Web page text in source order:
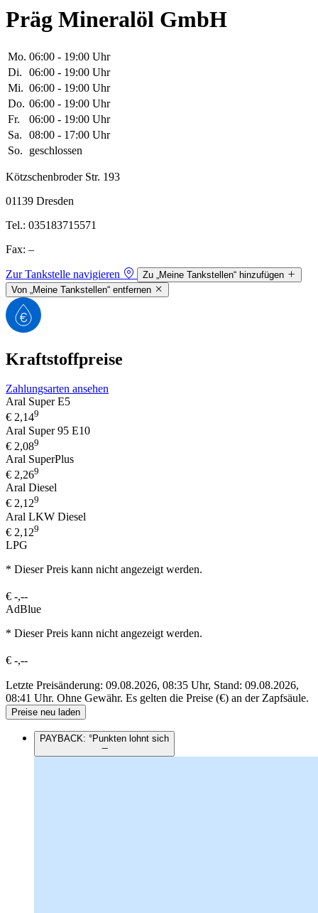
Präg Mineralöl GmbH
Mo. 06:00 - 19:00 Uhr
Di.
06:00 - 19:00 Uhr
Mi. 06:00 - 19:00 Uhr
Do. 06:00 - 19:00 Uhr
Fr.
06:00 - 19:00 Uhr
Sa.
08:00 - 17:00 Uhr
So.
geschlossen
Kötzschenbroder Str. 193
01139 Dresden
Tel.: 035183715571
Fax: –
Zur Tankstelle navigieren
Zu „Meine Tankstellen“ hinzufügen
Von „Meine Tankstellen“ entfernen
Kraftstoffpreise
Zahlungsarten ansehen
Aral Super E5
€ 2,149
Aral Super 95 E10
€ 2,089
Aral SuperPlus
€ 2,269
Aral Diesel
€ 2,129
Aral LKW Diesel
€ 2,129
LPG
* Dieser Preis kann nicht angezeigt werden.
€ -,--
AdBlue
* Dieser Preis kann nicht angezeigt werden.
€ -,--
Letzte Preisänderung: 09.08.2026, 08:35 Uhr, Stand: 09.08.2026,
08:41 Uhr. Ohne Gewähr. Es gelten die Preise (€) an der Zapfsäule.
Preise neu laden
PAYBACK: °Punkten lohnt sich